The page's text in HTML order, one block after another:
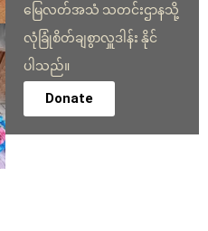
မြေလတ်အသံ သတင်းဌာနသို့
လုံခြုံစိတ်ချစွာလှူဒါန်း နိုင်
ပါသည်။
Donate